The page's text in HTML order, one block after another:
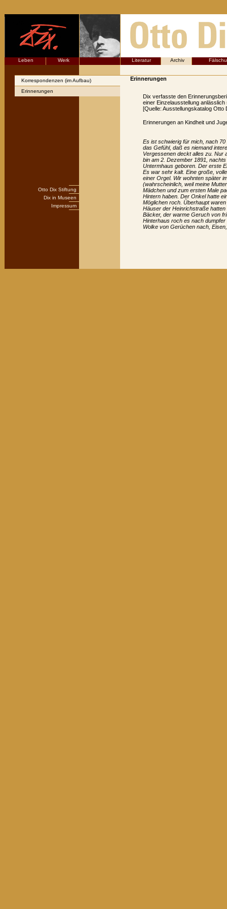
Leben Werk Literatur Archiv
Korrespondenzen (im Aufbau)
Erinnerungen
Otto Dix Stiftung
Dix in Museen
Impressum
Erinnerungen
Dix verfasste den
einer Einzelausstellung
[Quelle: Ausstellungskatalog
Erinnerungen an Kindheit und
Es ist schwierig für mich, nach
das Gefühl, daß es niemand
Vergessenen deckt alles zu. Nur
bin am 2. Dezember 1891,
Untermhaus geboren. Der erste
Es war sehr kalt. Eine große,
einer Orgel. Wir wohnten später
(wahrscheinlich, weil meine
Mädchen und zum ersten Male
Hintern haben. Der Onkel hatte
Möglichen roch. Überhaupt
Häuser der Heinrichstraße
Bäcker, der warme Geruch von
Hinterhaus roch es nach dumpfer
Wolke von Gerüchen nach,